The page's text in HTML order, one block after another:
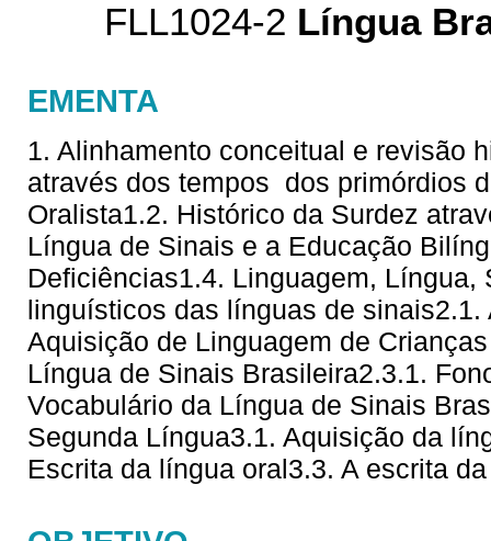
FLL1024-2 Língua
EMENTA
1. Alinhamento conceitual e revisão
através dos tempos  dos primórdios
Oralista1.2. Histórico da Surdez
Língua de Sinais e a Educação
Deficiências1.4. Linguagem,
linguísticos das línguas de
Aquisição de Linguagem de
Língua de Sinais Brasileira2.3.1.
Vocabulário da Língua de Sinais
Segunda Língua3.1. Aquisição da
Escrita da língua oral3.3. A escrita